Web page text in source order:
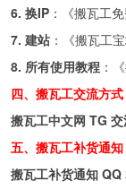
6. 换IP ：《搬瓦工
7. 建站 ：《搬瓦工
8. 所有使用教程 ：《
四、搬瓦工交流方式
搬瓦工中文网 TG
五、搬瓦工补货通
搬瓦工补货通知 QQ